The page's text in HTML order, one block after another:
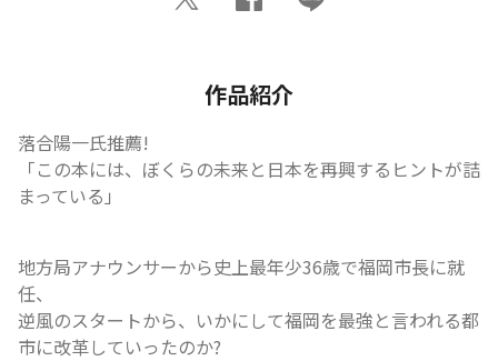
作品紹介
落合陽一氏推薦!
「この本には、ぼくらの未来と日本を再興するヒントが詰
まっている」
地方局アナウンサーから史上最年少36歳で福岡市長に就
任、
逆風のスタートから、いかにして福岡を最強と言われる都
市に改革していったのか?